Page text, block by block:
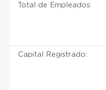
Total de Empleados:
Capital Registrado: